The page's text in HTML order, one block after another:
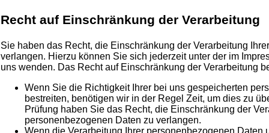
Recht auf Einschränkung der Verarbeitung
Sie haben das Recht, die Einschränkung der Verarbeitung
verlangen. Hierzu können Sie sich jederzeit unter der im
uns wenden. Das Recht auf Einschränkung der Verarbeitung
Wenn Sie die Richtigkeit Ihrer bei uns gespeicherten
bestreiten, benötigen wir in der Regel Zeit, um dies zu
Prüfung haben Sie das Recht, die Einschränkung der
personenbezogenen Daten zu verlangen.